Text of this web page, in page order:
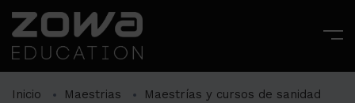
Inicio Maestrias
Maestrías y cursos de sanidad